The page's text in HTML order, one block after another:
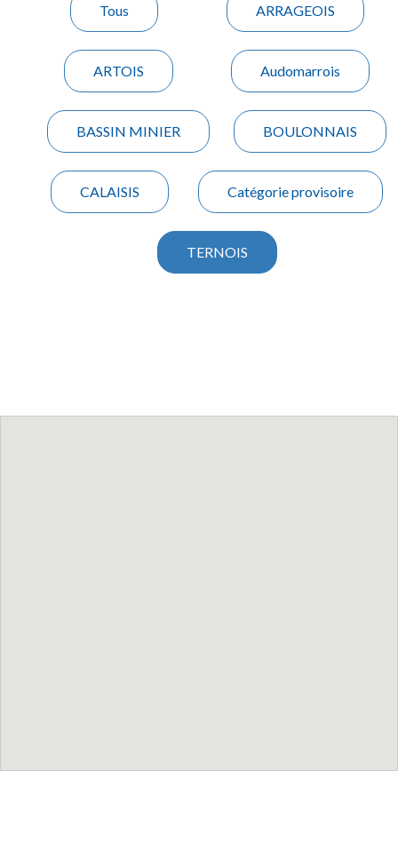
Tous ARRAGEOIS
ARTOIS Audomarrois
BASSIN MINIER BOULONNAIS
CALAISIS Catégorie provisoire
TERNOIS